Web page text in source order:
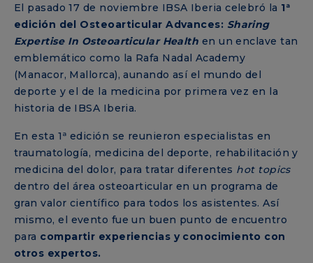
El pasado 17 de noviembre IBSA Iberia celebró la 1ª
edición del Osteoarticular Advances: Sharing
Expertise In Osteoarticular Health en un enclave tan
emblemático como la Rafa Nadal Academy
(Manacor, Mallorca), aunando así el mundo del
deporte y el de la medicina por primera vez en la
historia de IBSA Iberia.
En esta 1ª edición se reunieron especialistas en
traumatología, medicina del deporte, rehabilitación y
medicina del dolor, para tratar diferentes hot topics
dentro del área osteoarticular en un programa de
gran valor científico para todos los asistentes. Así
mismo, el evento fue un buen punto de encuentro
para compartir experiencias y conocimiento con
otros expertos.